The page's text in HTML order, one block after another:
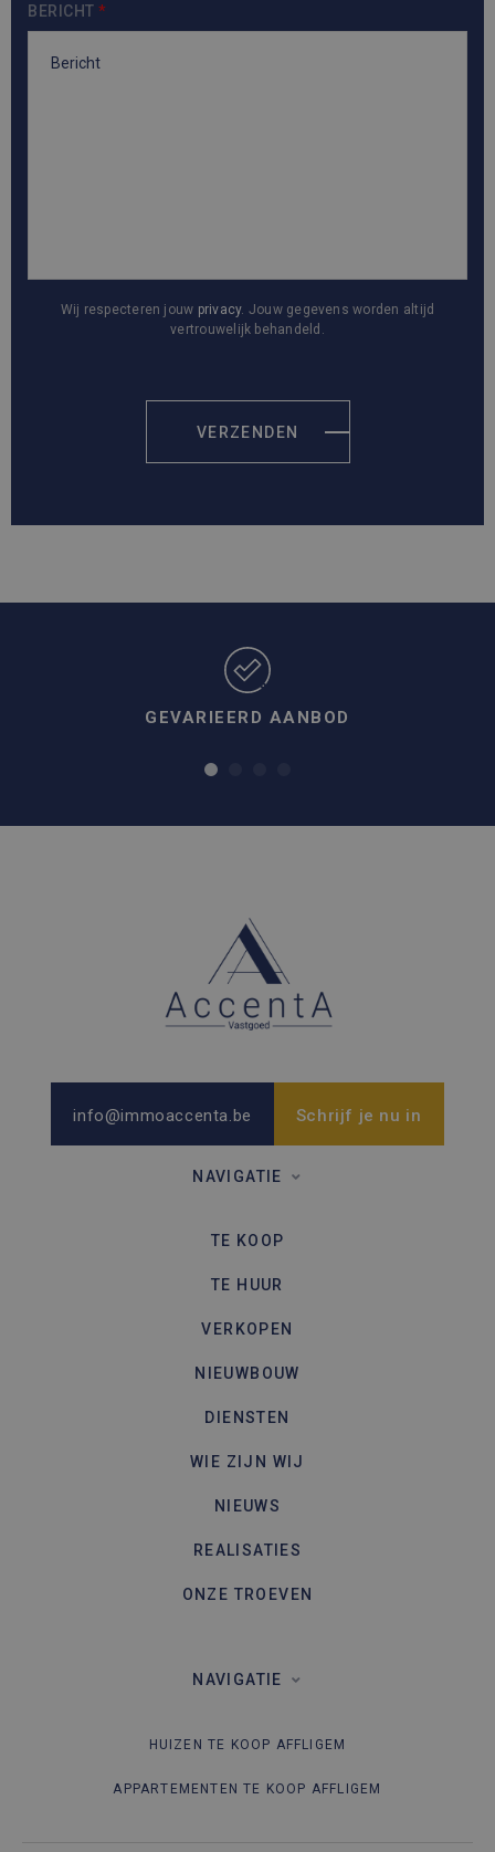
BERICHT*
Wij respecteren jouw privacy. Jouw gegevens worden altijd
vertrouwelijk behandeld.
VERZENDEN
GEVARIEERD AANBOD
info@immoaccenta.be Schrijf je nu in
NAVIGATIE
TE KOOP
TE HUUR
VERKOPEN
NIEUWBOUW
DIENSTEN
WIE ZIJN WIJ
NIEUWS
REALISATIES
ONZE TROEVEN
NAVIGATIE
HUIZEN TE KOOP AFFLIGEM
APPARTEMENTEN TE KOOP AFFLIGEM